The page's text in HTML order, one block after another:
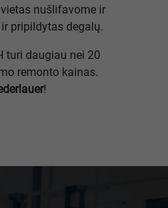
nušlifavome ir
pripildytas degalų.
turi daugiau nei 20
remonto kainas.
!